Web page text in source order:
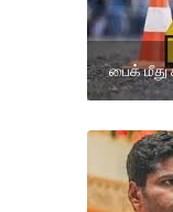
பைக் மீது